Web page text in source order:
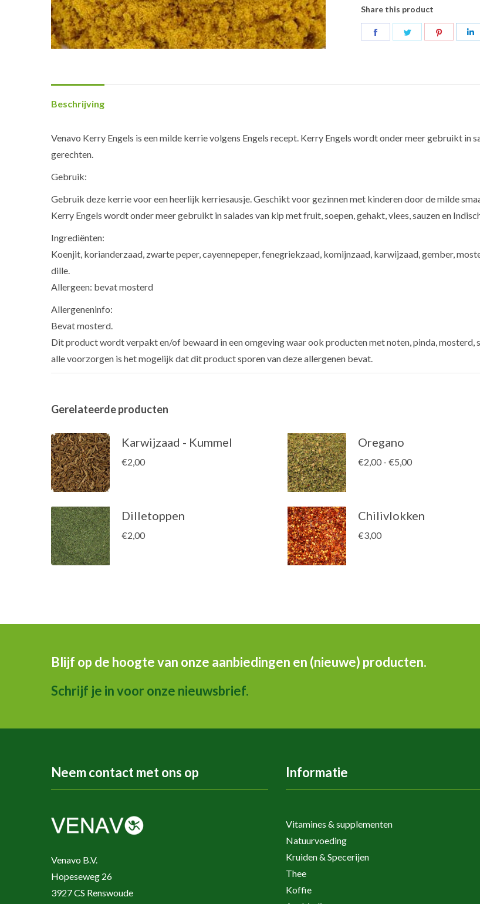
Share this product
Beschrijving
Venavo Kerry Engels is een milde kerrie volgens Engels recept. Kerry Engels wordt onder meer gebruikt in
gerechten.
Gebruik:
Gebruik deze kerrie voor een heerlijk kerriesausje. Geschikt voor gezinnen met kinderen door de milde
Kerry Engels wordt onder meer gebruikt in salades van kip met fruit, soepen, gehakt, vlees, sauzen en
Ingrediënten:
Koenjit, korianderzaad, zwarte peper, cayennepeper, fenegriekzaad, komijnzaad, karwijzaad, gember,
dille.
Allergeen: bevat mosterd
Allergeneninfo:
Bevat mosterd.
Dit product wordt verpakt en/of bewaard in een omgeving waar ook producten met noten, pinda, mosterd,
alle voorzorgen is het mogelijk dat dit product sporen van deze allergenen bevat.
Gerelateerde producten
Karwijzaad - Kummel
€2,00
Oregano
€2,00 - €5,00Prijsklasse:
Dilletoppen
€2,00
Chilivlokken
€3,00
Blijf op de hoogte van onze aanbiedingen en (nieuwe) producten.
Schrijf je in voor onze nieuwsbrief.
Neem contact met ons op
Venavo B.V.
Hopeseweg 26
3927 CS Renswoude
Informatie
Vitamines & supplementen
Natuurvoeding
Kruiden & Specerijen
Thee
Koffie